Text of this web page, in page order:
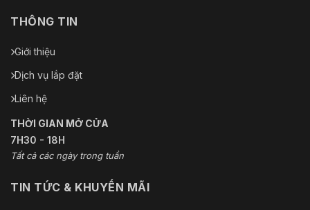
THÔNG TIN
Giới thiệu
Dịch vụ lắp đặt
Liên hệ
THỜI GIAN MỞ CỬA
7H30 - 18H
Tất cả các ngày trong tuần
TIN TỨC & KHUYẾN MÃI